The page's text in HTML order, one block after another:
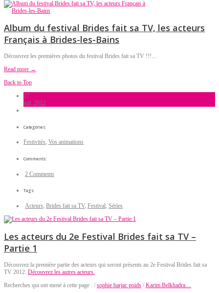
Album du festival Brides fait sa TV, les acteurs
Français à Brides-les-Bains
Découvrez les premières photos du festival Brides fait sa TV !!!…
Read more →
Back to Top
27
juil, 2012
Categories:
Festivités, Vos animations
Comments:
2 Comments
Tags:
Acteurs, Brides fait sa TV, Festival, Séries
Les acteurs du 2e Festival Brides fait sa TV –
Partie 1
Découvrez la première partie des acteurs qui seront présents au 2e Festival Brides fait sa
TV 2012. Découvrez les autres acteurs.
Recherches qui ont mené à cette page : / sophie barjac poids / Karim Belkhadra…